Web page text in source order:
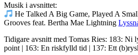
Musik i avsnittet:
He Talked A Big Game, Played A
Grooves feat. Bertha Mae Lightning
Tidigare avsnitt med Tomas Ries: 183: Ni
point | 163: En riskfylld tid | 137: Ett